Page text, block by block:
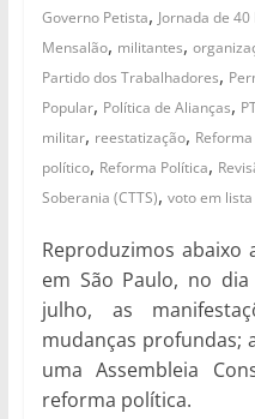
Governo Petista, Jornada de 40
Mensalão, militantes,
Partido dos Trabalhadores,
Popular, Política de Alianças,
militar, reestatização,
político, Reforma Política,
Soberania (CTTS), voto em lista
Reproduzimos abaixo
em São Paulo, no
julho, as
mudanças profundas;
uma Assembleia
reforma política.